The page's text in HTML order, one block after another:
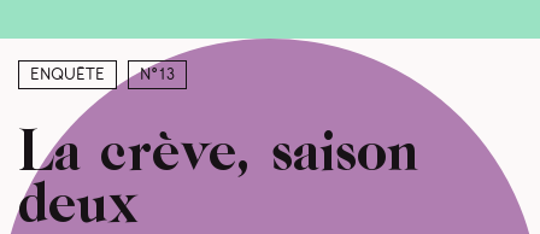
Enquête N°13
La crève, saison
deux